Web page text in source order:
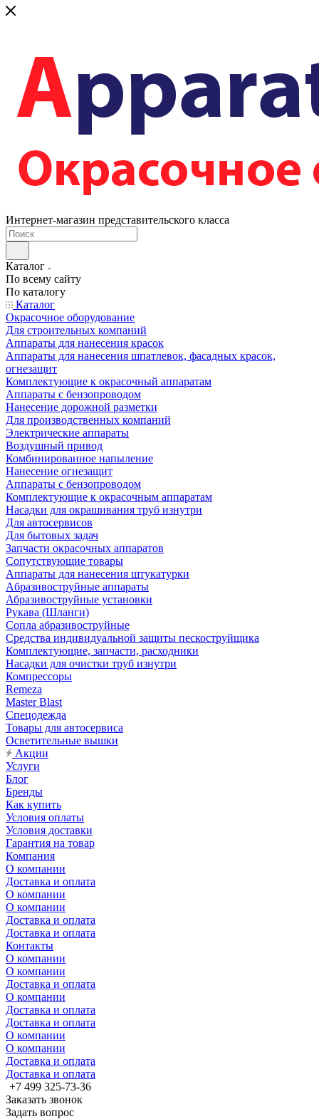
Интернет-магазин представительского класса
Каталог
По всему сайту
По каталогу
Каталог
Окрасочное оборудование
Для строительных компаний
Аппараты для нанесения красок
Аппараты для нанесения шпатлевок, фасадных красок,
огнезащит
Комплектующие к окрасочный аппаратам
Аппараты с бензопроводом
Нанесение дорожной разметки
Для производственных компаний
Электрические аппараты
Воздушный привод
Комбинированное напыление
Нанесение огнезащит
Аппараты с бензопроводом
Комплектующие к окрасочным аппаратам
Насадки для окрашивания труб изнутри
Для автосервисов
Для бытовых задач
Запчасти окрасочных аппаратов
Сопутствующие товары
Аппараты для нанесения штукатурки
Aбразивоструйные аппараты
Абразивоструйные установки
Рукава (Шланги)
Сопла абразивоструйные
Средства индивидуальной защиты пескоструйщика
Комплектующие, запчасти, расходники
Насадки для очистки труб изнутри
Компрессоры
Remeza
Master Blast
Спецодежда
Товары для автосервиса
Осветительные вышки
Акции
Услуги
Блог
Бренды
Как купить
Условия оплаты
Условия доставки
Гарантия на товар
Компания
О компании
Доставка и оплата
О компании
О компании
Доставка и оплата
Доставка и оплата
Контакты
О компании
О компании
Доставка и оплата
О компании
Доставка и оплата
Доставка и оплата
О компании
О компании
Доставка и оплата
Доставка и оплата
+7 499 325-73-36
Заказать звонок
Задать вопрос